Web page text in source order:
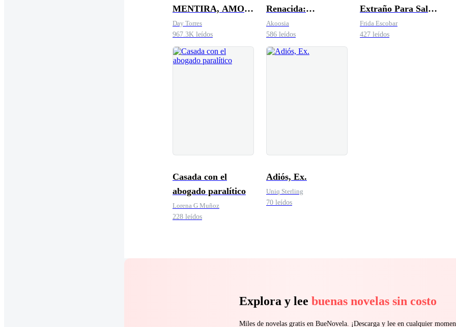
MENTIRA, AMOR
DE VERDAD
Day Torres
967.3K leídos
Renacida:
Seducción Letal
Akoosia
586 leídos
Extraño Para Salvar
A Mi Padre.
Frida Escobar
427 leídos
Casada con el
abogado paralítico
Lorena G Muñoz
228 leídos
Adiós, Ex.
Uniq Sterling
70 leídos
Explora y lee buenas novelas sin costo
Miles de novelas gratis en BueNovela. ¡Descarga y lee en cualquier